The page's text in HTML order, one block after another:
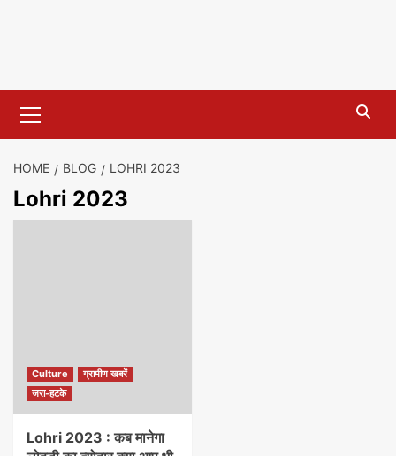
Menu
HOME BLOG LOHRI 2023
Lohri 2023
Culture
ग्रामीण खबरें
जरा-हटके
Lohri 2023 : कब मानेगा